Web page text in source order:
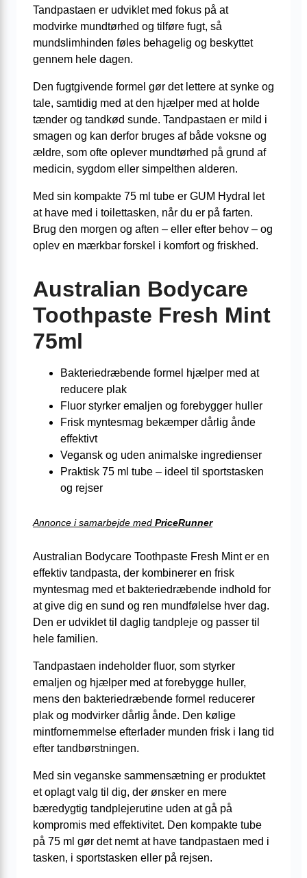
Tandpastaen er udviklet med fokus på at
modvirke mundtørhed og tilføre fugt, så
mundslimhinden føles behagelig og beskyttet
gennem hele dagen.
Den fugtgivende formel gør det lettere at synke og
tale, samtidig med at den hjælper med at holde
tænder og tandkød sunde. Tandpastaen er mild i
smagen og kan derfor bruges af både voksne og
ældre, som ofte oplever mundtørhed på grund af
medicin, sygdom eller simpelthen alderen.
Med sin kompakte 75 ml tube er GUM Hydral let
at have med i toilettasken, når du er på farten.
Brug den morgen og aften – eller efter behov – og
oplev en mærkbar forskel i komfort og friskhed.
Australian Bodycare
Toothpaste Fresh Mint
75ml
Bakteriedræbende formel hjælper med at
reducere plak
Fluor styrker emaljen og forebygger huller
Frisk myntesmag bekæmper dårlig ånde
effektivt
Vegansk og uden animalske ingredienser
Praktisk 75 ml tube – ideel til sportstasken
og rejser
Annonce i samarbejde med PriceRunner
Australian Bodycare Toothpaste Fresh Mint er en
effektiv tandpasta, der kombinerer en frisk
myntesmag med et bakteriedræbende indhold for
at give dig en sund og ren mundfølelse hver dag.
Den er udviklet til daglig tandpleje og passer til
hele familien.
Tandpastaen indeholder fluor, som styrker
emaljen og hjælper med at forebygge huller,
mens den bakteriedræbende formel reducerer
plak og modvirker dårlig ånde. Den kølige
mintfornemmelse efterlader munden frisk i lang tid
efter tandbørstningen.
Med sin veganske sammensætning er produktet
et oplagt valg til dig, der ønsker en mere
bæredygtig tandplejerutine uden at gå på
kompromis med effektivitet. Den kompakte tube
på 75 ml gør det nemt at have tandpastaen med i
tasken, i sportstasken eller på rejsen.